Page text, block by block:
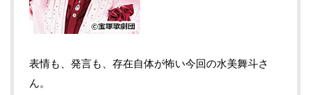
表情も、発言も、存在自体が怖い今回の水美舞斗さ
ん。